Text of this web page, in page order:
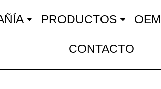
PRODUCTOS OEM
CONTACTO